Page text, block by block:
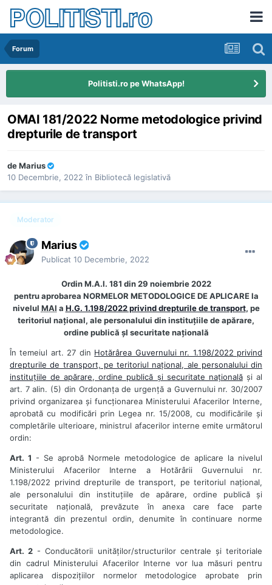
POLITISTI.ro
Forum
Politisti.ro pe WhatsApp!
OMAI 181/2022 Norme metodologice privind
drepturile de transport
deMarius
10 Decembrie, 2022 în Bibliotecă legislativă
Moderator
Marius
Publicat 10 Decembrie, 2022
Ordin M.A.I. 181 din 29 noiembrie 2022
pentru aprobarea NORMELOR METODOLOGICE DE APLICARE la
nivelul MAI a H.G. 1.198/2022 privind drepturile de transport, pe
teritoriul național, ale personalului din instituțiile de apărare,
ordine publică șI securitate națională
În temeiul art. 27 din Hotărârea Guvernului nr. 1.198/2022 privind
drepturile de transport, pe teritoriul național, ale personalului din
instituțiile de apărare, ordine publică și securitate naționalăși al
art. 7 alin. (5) din Ordonanța de urgență a Guvernului nr. 30/2007
privind organizarea și funcționarea Ministerului Afacerilor Interne,
aprobată cu modificări prin Legea nr. 15/2008, cu modificările și
completările ulterioare, ministrul afacerilor interne emite următorul
ordin:
Art. 1 - Se aprobă Normele metodologice de aplicare la nivelul
Ministerului Afacerilor Interne a Hotărârii Guvernului nr.
1.198/2022 privind drepturile de transport, pe teritoriul național,
ale personalului din instituțiile de apărare, ordine publică și
securitate națională, prevăzute în anexa care face parte
integrantă din prezentul ordin, denumite în continuare norme
metodologice.
Art. 2 - Conducătorii unităților/structurilor centrale și teritoriale
din cadrul Ministerului Afacerilor Interne vor lua măsuri pentru
aplicarea dispozițiilor normelor metodologice aprobate prin